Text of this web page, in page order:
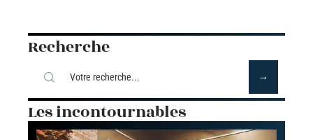
Recherche
Les incontournables